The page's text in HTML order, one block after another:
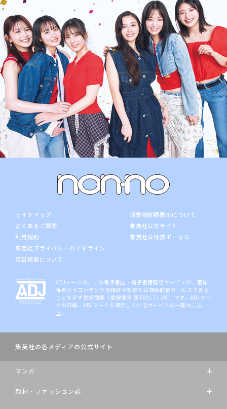
サイトマップ
よくあるご質問
利用規約
集英社プライバシーガイドライン
広告掲載について
消費税総額表示について
集英社公式サイト
集英社女性誌ポータル
ABJマークは、この電子書店・電子書籍配信サービスが、著作
権者からコンテンツ使用許可を得た正規版配信サービスである
ことを示す登録商標（登録番号 第6091713号）です。ABJマー
クの詳細、ABJマークを掲示しているサービスの一覧は こち
ら。
集英社の各メディアの公式サイト
マンガ
取材・ファッション誌